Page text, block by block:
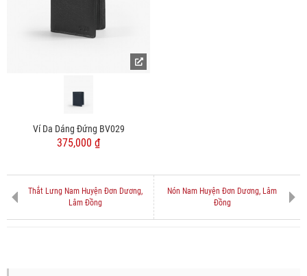
Ví Da Dáng Đứng BV029
375,000 ₫
Thắt Lưng Nam Huyện Đơn Dương,
Lâm Đồng
Nón Nam Huyện Đơn Dương, Lâm
Đồng